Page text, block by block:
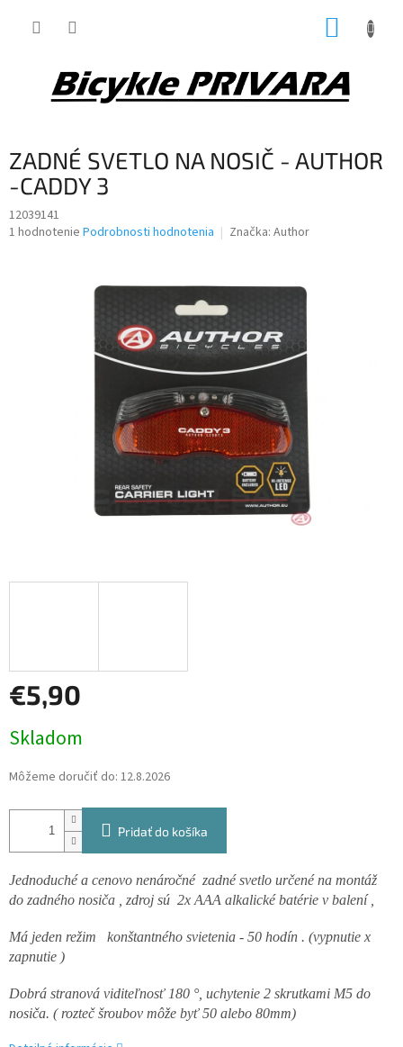
ZADNÉ SVETLO NA NOSIČ - AUTHOR
-CADDY 3
12039141
Priemerné
1 hodnotenie Podrobnosti hodnotenia Značka: Author
€5,90
cena:
Skladom
Môžeme doručiť do: 12.8.2026
Pridať do košíka
Jednoduché a cenovo nenáročné zadné svetlo určené na montáž
do zadného nosiča , zdroj sú 2x AAA alkalické batérie v balení ,
Má jeden režim konštantného svietenia - 50 hodín . (vypnutie x
zapnutie )
Dobrá stranová viditeľnosť 180 °, uchytenie 2 skrutkami M5 do
nosiča. ( rozteč šroubov môže byť 50 alebo 80mm)